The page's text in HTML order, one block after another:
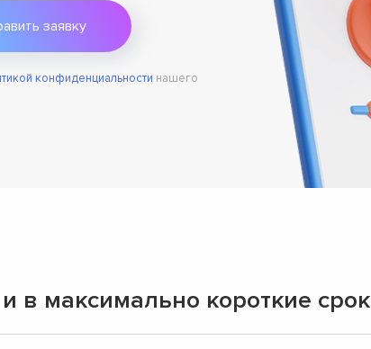
конфиденциальности нашего
в максимально короткие